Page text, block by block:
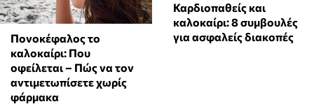
Πονοκέφαλος το
καλοκαίρι: Που
οφείλεται – Πώς να τον
αντιμετωπίσετε χωρίς
φάρμακα
Καρδιοπαθείς και
καλοκαίρι: 8 συμβουλές
για ασφαλείς διακοπές